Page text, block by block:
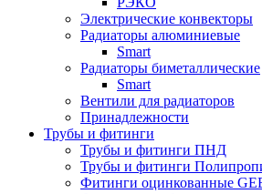
Электрические конвекторы
Радиаторы алюминиевые
Smart
Радиаторы биметаллические
Smart
Вентили для радиаторов
Принадлежности
Трубы и фитинги
Трубы и фитинги ПНД
Трубы и фитинги
Фитинги оцинкованные